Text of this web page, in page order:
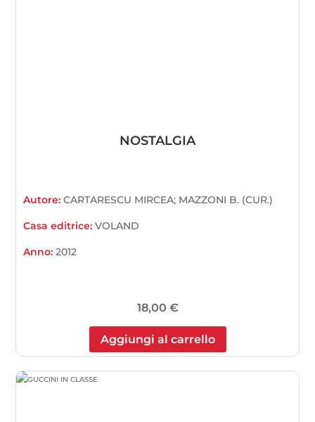
NOSTALGIA
Autore:CARTARESCU MIRCEA; MAZZONI B. (CUR.)
Casa editrice:VOLAND
Anno:2012
18,00 €
Aggiungi al carrello